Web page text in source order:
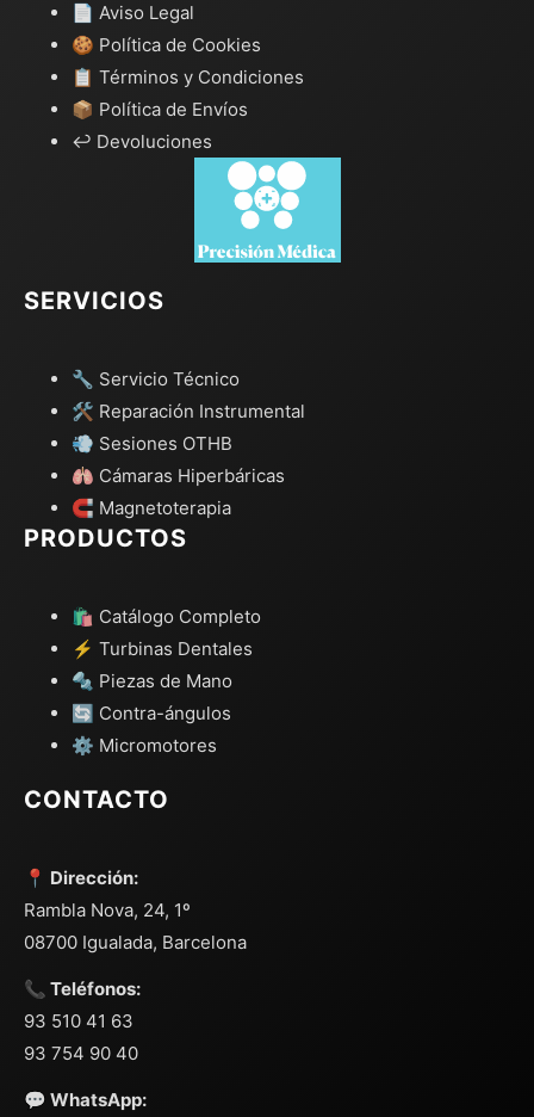
📄 Aviso Legal
🍪 Política de Cookies
📋 Términos y Condiciones
📦 Política de Envíos
↩️ Devoluciones
SERVICIOS
🔧 Servicio Técnico
🛠️ Reparación Instrumental
💨 Sesiones OTHB
🫁 Cámaras Hiperbáricas
🧲 Magnetoterapia
PRODUCTOS
🛍️ Catálogo Completo
⚡ Turbinas Dentales
🔩 Piezas de Mano
🔄 Contra-ángulos
⚙️ Micromotores
CONTACTO
📍 Dirección:
Rambla Nova, 24, 1º
08700 Igualada, Barcelona
📞 Teléfonos:
93 510 41 63
93 754 90 40
💬 WhatsApp: